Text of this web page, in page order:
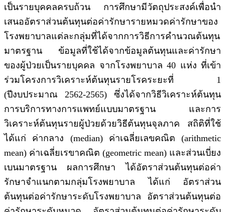
เป็นรายบุคคลครบถ้วน การศึกษามีวัตถุประสงค์เพื่อนำ
เสนออัตราส่วนต้นทุนต่อค่ารักษารายหมวดค่ารักษาของ
โรงพยาบาลแต่ละกลุ่มที่ได้จากการวิธีการคำนวณต้นทุน
มาตรฐาน ข้อมูลที่ใช้ได้จากข้อมูลต้นทุนและค่ารักษา
ของผู้ป่วยเป็นรายบุคคล จากโรงพยาบาล 40 แห่ง ที่เข้า
ร่วมโครงการวิเคราะห์ต้นทุนรายโรคระยะที่ 1
(ปีงบประมาณ 2562-2565) ซึ่งได้จากวิธีวิเคราะห์ต้นทุน
การบริการทางการแพทย์แบบมาตรฐาน และการ
วิเคราะห์ต้นทุนรายผู้ป่วยด้วยวิธีต้นทุนจุลภาค สถิติที่ใช้
ได้แก่ ค่ากลาง (median) ค่าเฉลี่ยเลขคณิต (arithmetic
mean) ค่าเฉลี่ยเรขาคณิต (geometric mean) และส่วนเบี่ยง
เบนมาตรฐาน ผลการศึกษา ได้อัตราส่วนต้นทุนต่อค่า
รักษาจำแนกตามกลุ่มโรงพยาบาล ได้แก่ อัตราส่วน
ต้นทุนต่อค่ารักษาระดับโรงพยาบาล อัตราส่วนต้นทุนต่อ